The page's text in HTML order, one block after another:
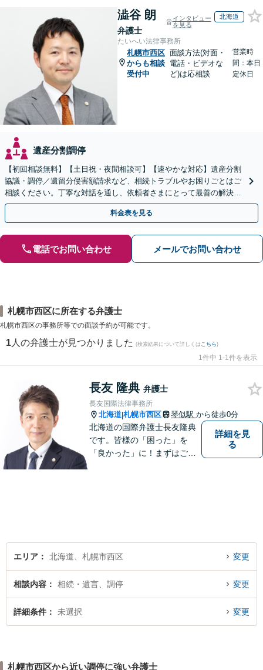
澁谷 朗
弁護士
インタビュー
を見る
北海道
たいへい法律事務所
札幌市西区
からも相談
受付中
面談方法(対面・
電話・ビデオな
ど)は応相談
営業時
間：本日
定休日
遺産分割調停
【初回相談無料】【土日祝・夜間相談可】【速やかな対応】遺産分割
協議・調停／遺留分侵害額請求など、相続トラブルやお困りごとはご
相談ください。丁寧な対話を通し、依頼者さまにとって最善の解決を
目指します。
料金表を見る
電話でお問い合わせ メールでお問い合わせ
札幌市西区に所在する弁護士
札幌市西区の事務所等での面談予約が可能です。
1 人の弁護士が見つかりました (検索結果について詳しくは こちら)
1件中 1-1件を表示
長友 隆典 弁護士
長友国際法律事務所
北海道|札幌市西区 琴似駅 から徒歩0分
北海道の国際弁護士長友隆典
です。皆様の「困った」を
「良かった」に！まずはご相
詳細を見
る
エリア 北海道、札幌市西区 変更
相談内容 相続・遺言、調停 変更
詳細条件 未選択 変更
札幌市西区から近い調停に強い弁護士